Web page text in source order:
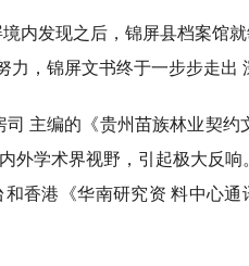
发现之后，锦屏县档案馆就
，锦屏文书终于一步步走出
主编的《贵州苗族林业契约
外学术界视野，引起极大反
香港《华南研究资 料中心